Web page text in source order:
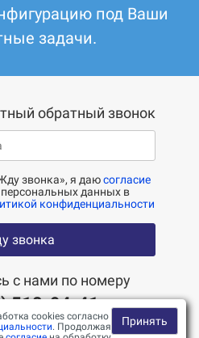
под Ваши
задачи.
обратный звонок
звонка», я даюсогласие
данных в
конфиденциальности
звонка
с нами по номеру
518-94-41
cookies согласно
. Продолжая
Принять